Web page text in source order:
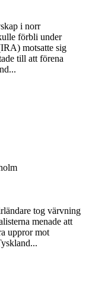
i norr
förbli under
motsatte sig
till att förena
tog värvning
menade att
uppror mot